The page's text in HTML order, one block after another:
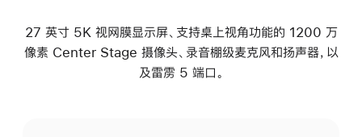
27 英寸 5K 视网膜显示屏、支持桌上视角功能的 1200 万
像素 Center Stage 摄像头、录音棚级麦克风和扬声器，以
及雷雳 5 端口。